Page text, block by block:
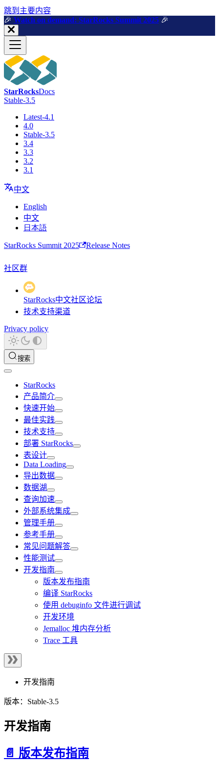
跳到主要内容
🎉️ Watch on demand: StarRocks Summit 2025 🎉️
StarRocksDocs
Stable-3.5
Latest-4.1
4.0
Stable-3.5
3.4
3.3
3.2
3.1
中文
English
中文
日本語
StarRocks Summit 2025 Release Notes
社区群
StarRocks中文社区论坛
技术支持渠道
Privacy policy
搜索
StarRocks
产品简介
快速开始
最佳实践
技术支持
部署 StarRocks
表设计
Data Loading
导出数据
数据湖
查询加速
外部系统集成
管理手册
参考手册
常见问题解答
性能测试
开发指南
版本发布指南
编译 StarRocks
使用 debuginfo 文件进行调试
开发环境
Jemalloc 堆内存分析
Trace 工具
开发指南
版本：Stable-3.5
开发指南
📄️ 版本发布指南